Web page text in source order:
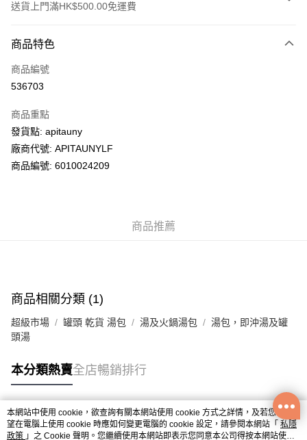
送貨上門滿HK$500.00免運費
信用卡
AlipayHK
WeChat Pay
送貨方式
每筆HK$50.00，滿HK$200.00或以上免運費
UNY 門市自取
每筆HK$50.00，滿HK$200.00或以上免運費
商品特色
商品編號
536703
商品重點
發貨點: apitauny
廠商代號: APITAUNYLF
商品編號: 6010024209
商品推薦
商品相關分類 (1)
超級市場 罐頭 乾貨 湯包 湯及火鍋湯包
湯包，即沖湯及罐
頭湯
本分類熱賣全店暢銷排行
熱門標籤
本網站中使用 cookie，欲查詢有關本網站使用 cookie 方式之詳情，及若您不希
望在電腦上使用 cookie 時應如何變更電腦的 cookie 設定，請參閱本網站「 私隱
政策 」之 Cookie 聲明。您繼續使用本網站即表示您同意本公司得按本網站使用